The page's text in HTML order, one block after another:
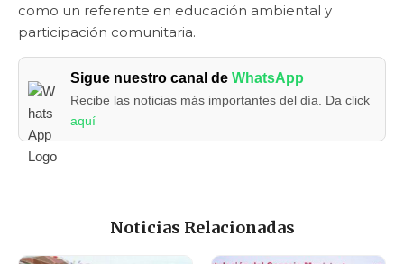
como un referente en educación ambiental y
participación comunitaria.
Sigue nuestro canal deWhatsApp
Recibe las noticias más importantes del día. Da click
aquí
Noticias Relacionadas